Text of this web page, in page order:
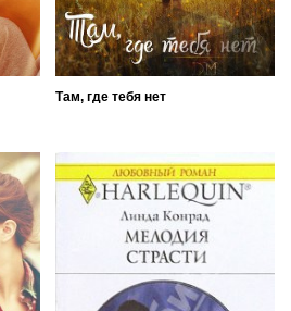
Там, где тебя нет